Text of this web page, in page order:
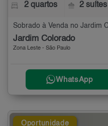
2 quartos 2 suítes
Sobrado à Venda no Jardim
Jardim Colorado
Zona Leste - São Paulo
WhatsApp
Oportunidade